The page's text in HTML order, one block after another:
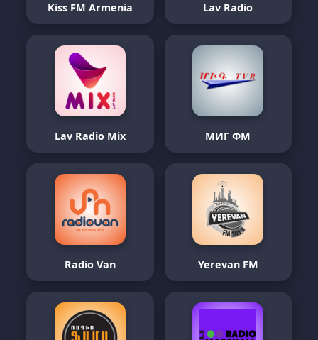
Kiss FM Armenia Lav Radio
Lav Radio Mix МИГ ФМ
Radio Van Yerevan FM